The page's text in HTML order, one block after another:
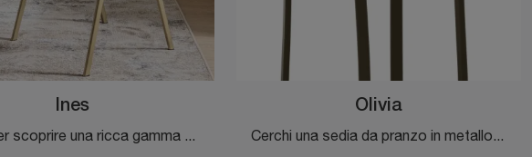
Ines
Clicca per scoprire una ricca gamma di sedie fisse per stanze moderne: il modello Ines di Bontempi ti aspetta!
Olivia
Cerchi una sedia da pranzo in metallo? Clicca e scopri il modello Olivia di Veneta Cucine per completare i tuoi locali al meglio.